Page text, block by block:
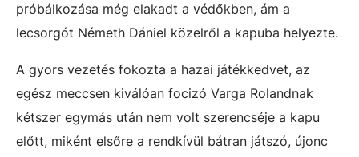
próbálkozása még elakadt a védőkben, ám a
lecsorgót Németh Dániel közelről a kapuba helyezte.
A gyors vezetés fokozta a hazai játékkedvet, az
egész meccsen kiválóan focizó Varga Rolandnak
kétszer egymás után nem volt szerencséje a kapu
előtt, miként elsőre a rendkívül bátran játszó, újonc